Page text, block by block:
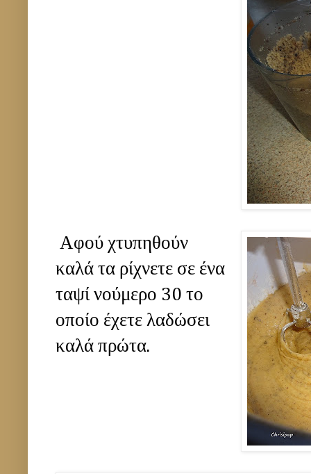
Αφού χτυπηθούν
καλά τα ρίχνετε σε ένα
ταψί νούμερο 30 το
οποίο έχετε λαδώσει
καλά πρώτα.